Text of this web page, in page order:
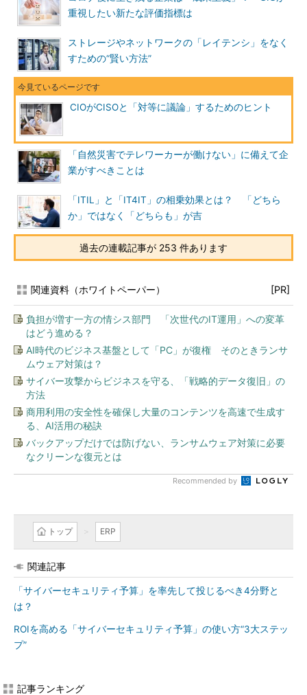
重視したい新たな評価指標は
ストレージやネットワークの「レイテンシ」をなく
すための“賢い方法”
CIOがCISOと「対等に議論」するためのヒント
「自然災害でテレワーカーが働けない」に備えて企
業がすべきことは
「ITIL」と「IT4IT」の相乗効果とは？ 「どちら
か」ではなく「どちらも」が吉
過去の連載記事が 253 件あります
関連資料（ホワイトペーパー） [PR]
負担が増す一方の情シス部門 「次世代のIT運用」への変革
はどう進める？
AI時代のビジネス基盤として「PC」が復権 そのときランサ
ムウェア対策は？
サイバー攻撃からビジネスを守る、「戦略的データ復旧」の
方法
商用利用の安全性を確保し大量のコンテンツを高速で生成す
る、AI活用の秘訣
バックアップだけでは防げない、ランサムウェア対策に必要
なクリーンな復元とは
Recommended by
トップ ERP
関連記事
「サイバーセキュリティ予算」を率先して投じるべき4分野と
は？
ROIを高める「サイバーセキュリティ予算」の使い方“3大ステッ
プ”
記事ランキング